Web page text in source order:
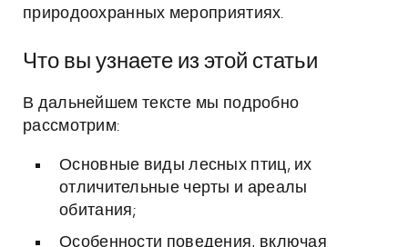
природоохранных мероприятиях.
Что вы узнаете из этой статьи
В дальнейшем тексте мы подробно
рассмотрим:
Основные виды лесных птиц, их
отличительные черты и ареалы
обитания;
Особенности поведения, включая